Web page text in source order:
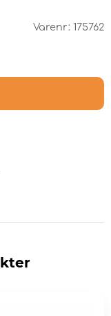
Varenr: 175762